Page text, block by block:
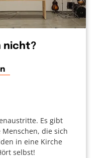
nicht?
Es gibt
die sich
in eine Kirche
selbst!